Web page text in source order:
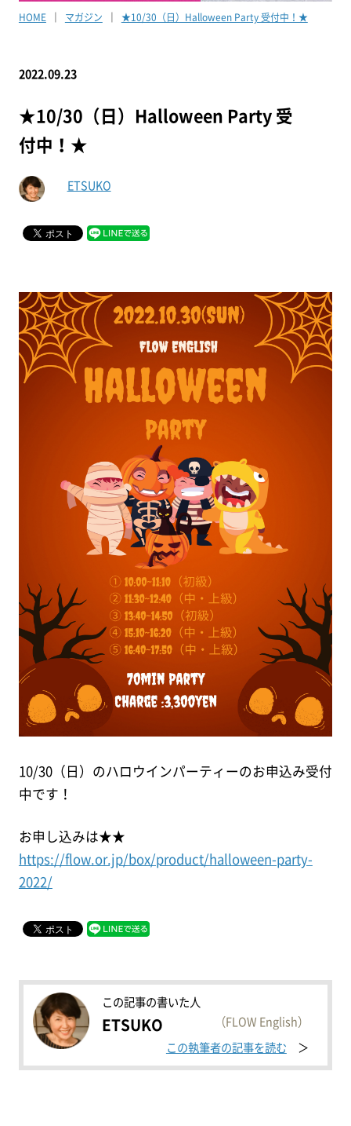
HOME マガジン ★10/30（日）Halloween Party 受付中！★
2022.09.23
★10/30（日）Halloween Party 受
付中！★
ETSUKO
10/30（日）のハロウインパーティーのお申込み受付
中です！
お申し込みは★★
https://flow.or.jp/box/product/halloween-party-
2022/
この記事の書いた人
ETSUKO
（FLOW English）
この執筆者の記事を読む